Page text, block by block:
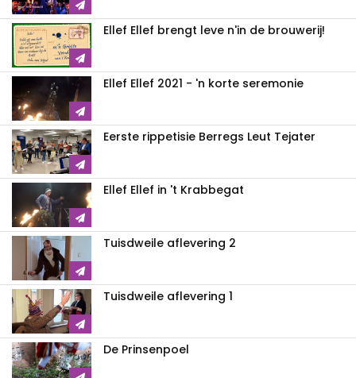
Ellef Ellef brengt leve n'in de brouwerij!
Ellef Ellef 2021 - 'n korte seremonie
Eerste rippetisie Berregs Leut Tejater
Ellef Ellef in 't Krabbegat
Tuisdweile aflevering 2
Tuisdweile aflevering 1
De Prinsenpoel